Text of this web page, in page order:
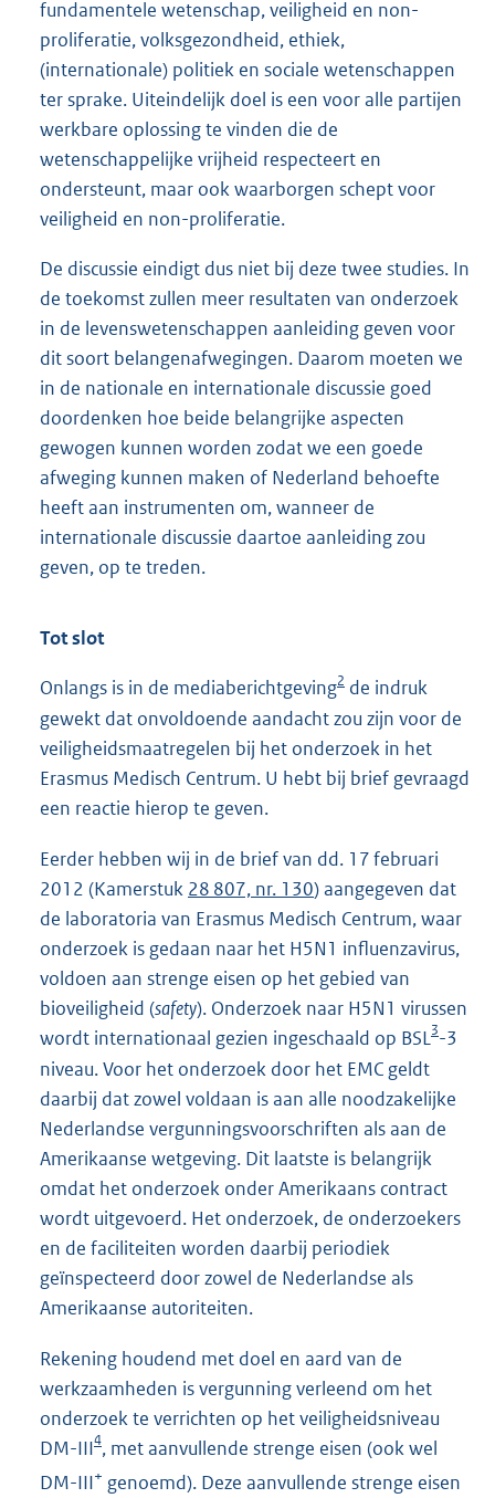
fundamentele wetenschap, veiligheid en non-
proliferatie, volksgezondheid, ethiek,
(internationale) politiek en sociale wetenschappen
ter sprake. Uiteindelijk doel is een voor alle partijen
werkbare oplossing te vinden die de
wetenschappelijke vrijheid respecteert en
ondersteunt, maar ook waarborgen schept voor
veiligheid en non-proliferatie.
De discussie eindigt dus niet bij deze twee studies. In
de toekomst zullen meer resultaten van onderzoek
in de levenswetenschappen aanleiding geven voor
dit soort belangenafwegingen. Daarom moeten we
in de nationale en internationale discussie goed
doordenken hoe beide belangrijke aspecten
gewogen kunnen worden zodat we een goede
afweging kunnen maken of Nederland behoefte
heeft aan instrumenten om, wanneer de
internationale discussie daartoe aanleiding zou
geven, op te treden.
Tot slot
Onlangs is in de mediaberichtgeving2 de indruk
gewekt dat onvoldoende aandacht zou zijn voor de
veiligheidsmaatregelen bij het onderzoek in het
Erasmus Medisch Centrum. U hebt bij brief gevraagd
een reactie hierop te geven.
Eerder hebben wij in de brief van dd. 17 februari
2012 (Kamerstuk 28 807, nr. 130) aangegeven dat
de laboratoria van Erasmus Medisch Centrum, waar
onderzoek is gedaan naar het H5N1 influenzavirus,
voldoen aan strenge eisen op het gebied van
bioveiligheid (safety). Onderzoek naar H5N1 virussen
wordt internationaal gezien ingeschaald op BSL3-3
niveau. Voor het onderzoek door het EMC geldt
daarbij dat zowel voldaan is aan alle noodzakelijke
Nederlandse vergunningsvoorschriften als aan de
Amerikaanse wetgeving. Dit laatste is belangrijk
omdat het onderzoek onder Amerikaans contract
wordt uitgevoerd. Het onderzoek, de onderzoekers
en de faciliteiten worden daarbij periodiek
geïnspecteerd door zowel de Nederlandse als
Amerikaanse autoriteiten.
Rekening houdend met doel en aard van de
werkzaamheden is vergunning verleend om het
onderzoek te verrichten op het veiligheidsniveau
DM-III4, met aanvullende strenge eisen (ook wel
DM-III+ genoemd). Deze aanvullende strenge eisen